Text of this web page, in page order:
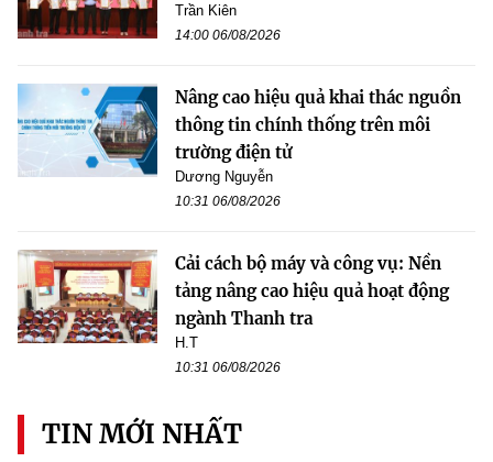
Trần Kiên
14:00 06/08/2026
Nâng cao hiệu quả khai thác nguồn
thông tin chính thống trên môi
trường điện tử
Dương Nguyễn
10:31 06/08/2026
Cải cách bộ máy và công vụ: Nền
tảng nâng cao hiệu quả hoạt động
ngành Thanh tra
H.T
10:31 06/08/2026
TIN MỚI NHẤT